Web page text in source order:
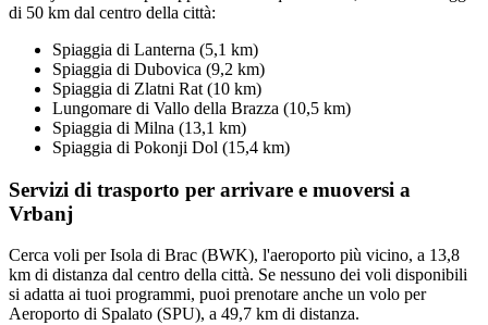
di 50 km dal centro della città:
Spiaggia di Lanterna (5,1 km)
Spiaggia di Dubovica (9,2 km)
Spiaggia di Zlatni Rat (10 km)
Lungomare di Vallo della Brazza (10,5 km)
Spiaggia di Milna (13,1 km)
Spiaggia di Pokonji Dol (15,4 km)
Servizi di trasporto per arrivare e muoversi a
Vrbanj
Cerca voli per Isola di Brac (BWK), l'aeroporto più vicino, a 13,8
km di distanza dal centro della città. Se nessuno dei voli disponibili
si adatta ai tuoi programmi, puoi prenotare anche un volo per
Aeroporto di Spalato (SPU), a 49,7 km di distanza.